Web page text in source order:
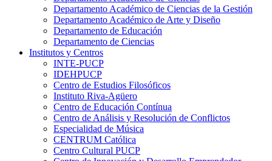
Departamento Académico de Ciencias de la Gestión
Departamento Académico de Arte y Diseño
Departamento de Educación
Departamento de Ciencias
Institutos y Centros
INTE-PUCP
IDEHPUCP
Centro de Estudios Filosóficos
Instituto Riva-Agüero
Centro de Educación Contínua
Centro de Análisis y Resolución de Conflictos
Especialidad de Música
CENTRUM Católica
Centro Cultural PUCP